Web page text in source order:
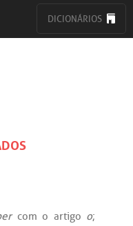
DICIONÁRIOS
com o artigo o;